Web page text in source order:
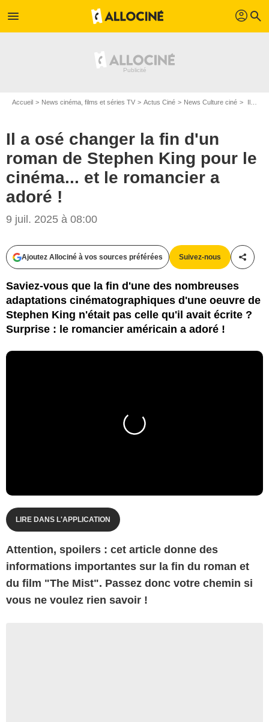
menu profil search
Accueil News cinéma, films et séries TV Actus Ciné News Culture ciné Il a osé changer la fin d'un roman de Stephen King pour le cinéma... et le romancier a adoré !
Il a osé changer la fin d'un
roman de Stephen King pour le
cinéma... et le romancier a
adoré !
9 juil. 2025 à 08:00
Ajoutez Allociné à vos sources préférées Suivez-nous
Saviez-vous que la fin d'une des nombreuses
adaptations cinématographiques d'une oeuvre de
Stephen King n'était pas celle qu'il avait écrite ?
Surprise : le romancier américain a adoré !
LIRE DANS L'APPLICATION
Attention, spoilers : cet article donne des
informations importantes sur la fin du roman et
du film "The Mist". Passez donc votre chemin si
vous ne voulez rien savoir !